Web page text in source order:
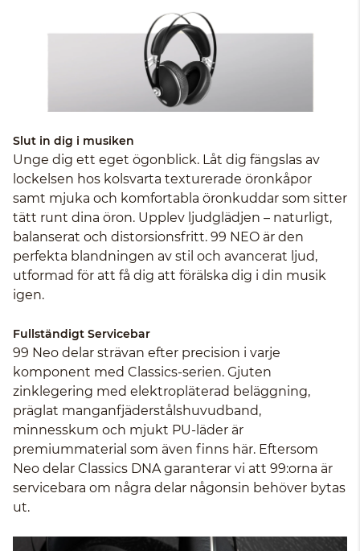
Slut in dig i musiken
Unge dig ett eget ögonblick. Låt dig fängslas av
lockelsen hos kolsvarta texturerade öronkåpor
samt mjuka och komfortabla öronkuddar som sitter
tätt runt dina öron. Upplev ljudglädjen – naturligt,
balanserat och distorsionsfritt. 99 NEO är den
perfekta blandningen av stil och avancerat ljud,
utformad för att få dig att förälska dig i din musik
igen.
Fullständigt Servicebar
99 Neo delar strävan efter precision i varje
komponent med Classics-serien. Gjuten
zinklegering med elektropläterad beläggning,
präglat manganfjäderstålshuvudband,
minnesskum och mjukt PU-läder är
premiummaterial som även finns här. Eftersom
Neo delar Classics DNA garanterar vi att 99:orna är
servicebara om några delar någonsin behöver bytas
ut.